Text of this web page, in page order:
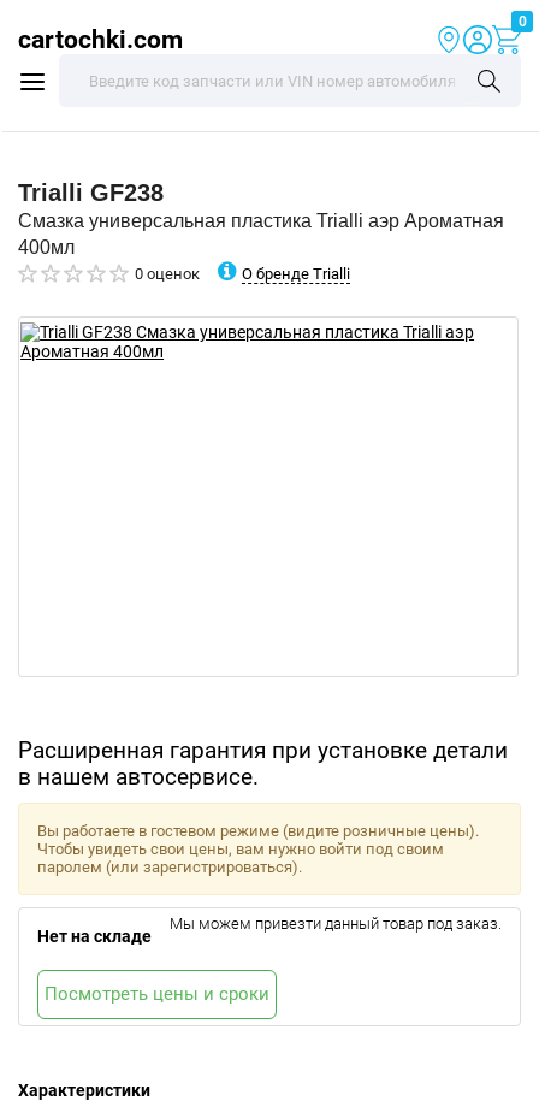
cartochki.com
0
Trialli GF238
Смазка универсальная пластика Trialli аэр Ароматная
400мл
0 оценок О бренде Trialli
Расширенная гарантия при установке детали
в нашем автосервисе.
Характеристики
Вы работаете в гостевом режиме (видите розничные цены).
Чтобы увидеть свои цены, вам нужно войти под своим
паролем (или зарегистрироваться).
Нет на складе
Мы можем привезти данный товар под заказ.
Посмотреть цены и сроки